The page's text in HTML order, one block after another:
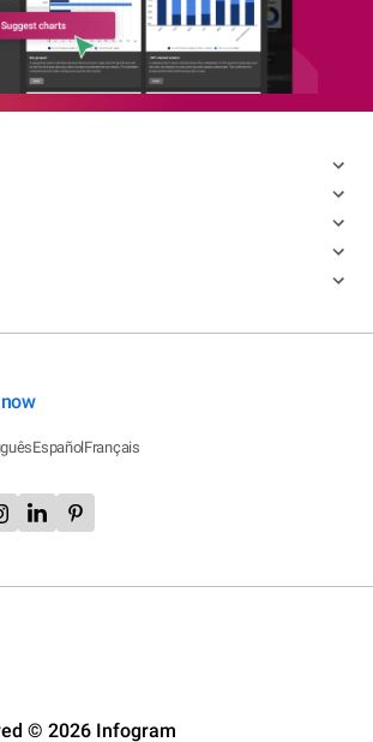
EspañolFrançais
© 2026 Infogram